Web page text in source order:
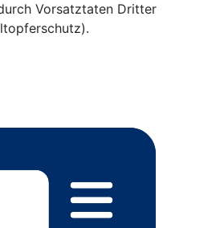
Vorsatztaten Dritter